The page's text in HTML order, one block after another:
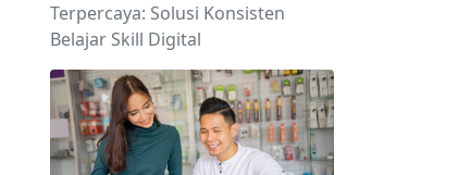
Terpercaya: Solusi Konsisten
Belajar Skill Digital